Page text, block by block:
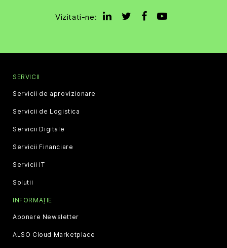
Vizitati-ne:
SERVICII
Servicii de aprovizionare
Servicii de Logistica
Servicii Digitale
Servicii Financiare
Servicii IT
Solutii
INFORMAȚIE
Abonare Newsletter
ALSO Cloud Marketplace